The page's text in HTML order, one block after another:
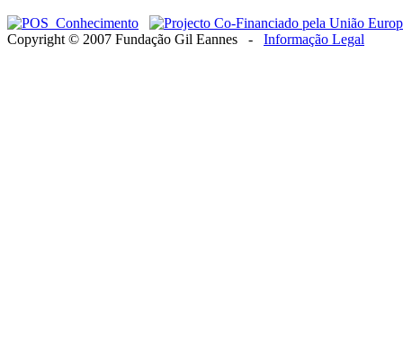
Copyright © 2007 Fundação Gil Eannes - Informação Legal